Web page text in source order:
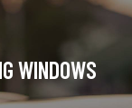
WINDOWS